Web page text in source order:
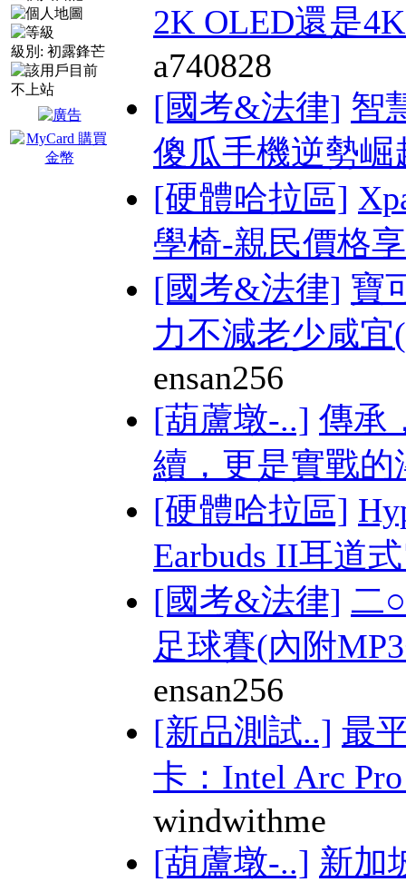
級別: 初露鋒芒
2K OLED還是
a740828
[國考&法律] 智
傻瓜手機逆勢崛
[硬體哈拉區]
學椅-親民價格
[國考&法律] 寶
力不減老少咸宜
ensan256
[葫蘆墩-..] 傳承
續，更是實戰的
[硬體哈拉區]
Earbuds II耳道
[國考&法律] 二
足球賽(內附
ensan256
[新品測試..] 最
卡：Intel Arc
windwithme
[葫蘆墩-..] 新加